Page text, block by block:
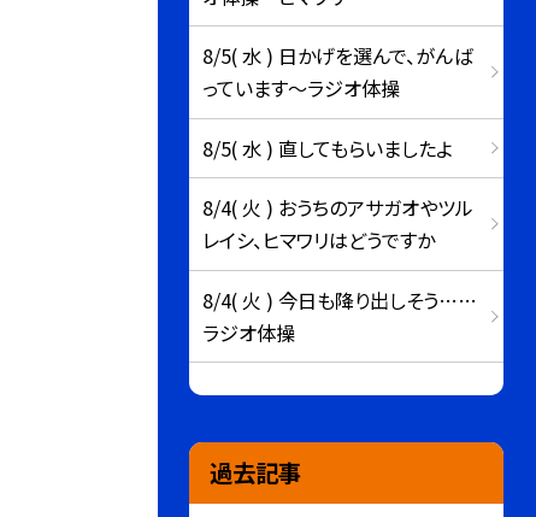
8/5( 水 ) 日かげを選んで、がんば
っています～ラジオ体操
8/5( 水 ) 直してもらいましたよ
8/4( 火 ) おうちのアサガオやツル
レイシ、ヒマワリはどうですか
8/4( 火 ) 今日も降り出しそう……
ラジオ体操
過去記事